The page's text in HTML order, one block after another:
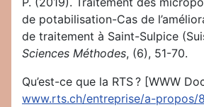
de potabilisation-Cas de
de traitement à Saint-Sulpice
Sciences Méthodes, (6), 51-70.
Qu’est-ce que la RTS ? [WWW
www.rts.ch/entreprise/a-propos/